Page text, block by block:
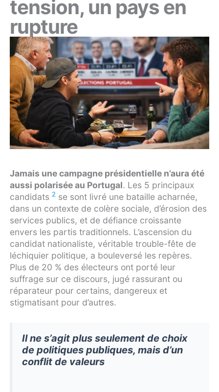
tension, un pays en
rupture
Jamais une campagne présidentielle n’aura été
aussi polarisée au Portugal. Les 5 principaux
candidats 2 se sont livré une bataille acharnée,
dans un contexte de colère sociale, d’érosion des
services publics, et de défiance croissante
envers les partis traditionnels. L’ascension du
candidat nationaliste, véritable trouble-fête de
léchiquier politique, a bouleversé les repères.
Plus de 20 % des électeurs ont porté leur
suffrage sur ce discours, jugé rassurant ou
réparateur pour certains, dangereux et
stigmatisant pour d’autres.
Il ne s’agit plus seulement de choix
de politiques publiques, mais d’un
conflit de valeurs